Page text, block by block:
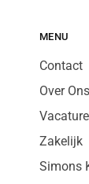
MENU
Contact
Over Ons
Zakelijk
Simons